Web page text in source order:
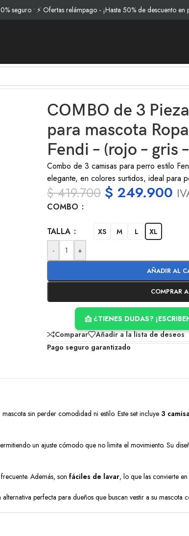
• ⚡ Ofertas relámpago - ¡Hasta 50% de descuento en
XL
COMBO de 3
para mascota
Fendi – (rojo – gris
Combo de 3 camisas para perro estilo
elegante, en colores surtidos, ideal para
$419.700 $ 249.900
COMBO
TALLA XS M L
XL
-
+
AÑADIR AL
COMPRAR
📩 ¿TIENES DUDAS?
Comparar
Añadir a la lista de deseos
Pago seguro garantizado
sin perder comodidad ni estilo. Este set incluye 3
un ajuste cómodo que no limita el movimiento. Su
Además, son fáciles de lavar, lo que las convierte
perfecta para dueños que buscan vestir a su mascota